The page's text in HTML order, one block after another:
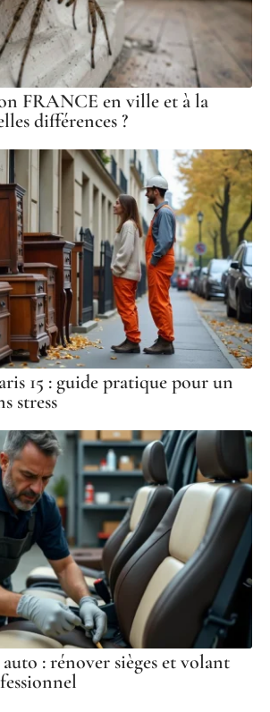
FRANCE en ville et à la
différences ?
15 : guide pratique pour un
stress
: rénover sièges et volant